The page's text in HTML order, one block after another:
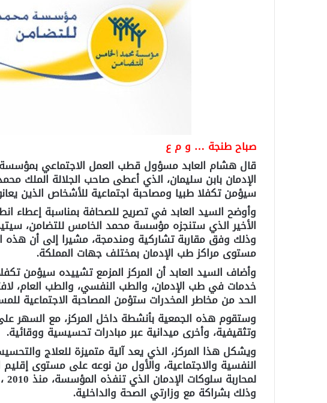
صباح طنجة … و م ع
قال هشام العابد مسؤول قطب العمل الاجتماعي
الإدمان بابن سليمان، الذي أعطى صاحب الجلالة الملك
سيؤمن تكفلا طبيا ومصاحبة اجتماعية للأشخاص الذين
وأوضح السيد العابد في تصريح للصحافة بمناسبة إعطاء
الأخير الذي ستنجزه مؤسسة محمد الخامس للتضامن،
وذلك وفق مقاربة تشاركية ومندمجة، مشيرا إلى أن هذه
مستوى مراكز طب الإدمان بمختلف جهات المملكة.
وأضاف السيد العابد أن المركز المزمع تشييده سيؤمن
خدمات في طب الإدمان، والطب النفسي، والطب العام،
الحد من مخاطر المخدرات ستؤمن المصاحبة الاجتماعية
وستقوم هذه الجمعية بأنشطة داخل المركز، مع السهر
وتثقيفية، وأخرى ميدانية عبر مبادرات تحسيسية ووقائية.
ويشكل هذا المركز، الذي يعد آلية متميزة للعلاج
النفسية والاجتماعية، والأول من نوعه على مستوى إقليم
وذلك بشراكة مع وزارتي الصحة والداخلية.